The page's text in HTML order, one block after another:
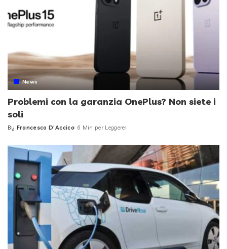
News
Problemi con la garanzia OnePlus? Non siete i
soli
Posted
By Francesco D'Accico 6 Min per Leggere